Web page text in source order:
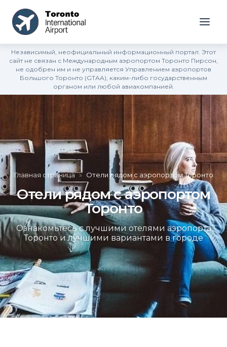
Независимый, неофициальный информационный портал. Этот
сайт не связан с Международным аэропортом Торонто Пирсон,
не одобрен им и не управляется Управлением аэропортов
Большого Торонто (GTAA), каким-либо государственным
органом или любой авиакомпанией.
Главная страница » Отели рядом с аэропортом Торонто
Отели рядом с аэропортом
Торонто
Ознакомьтесь с лучшими отелями аэропорта
Торонто и лучшими вариантами в городе